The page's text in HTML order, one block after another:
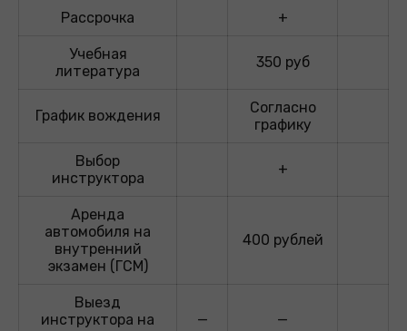
Рассрочка +
Учебная
литература
350 руб
График вождения
Согласно
графику
Выбор
инструктора
+
Аренда
автомобиля на
внутренний
экзамен (ГСМ)
400 рублей
Выезд
инструктора на
— —